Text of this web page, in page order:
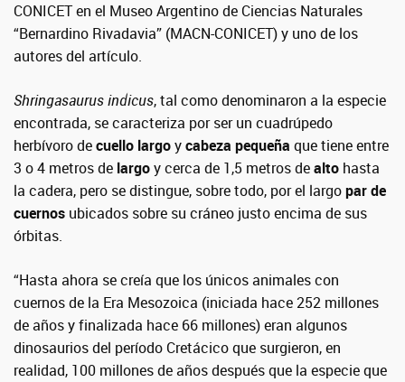
CONICET en el Museo Argentino de Ciencias Naturales
“Bernardino Rivadavia” (MACN-CONICET) y uno de los
autores del artículo.
Shringasaurus indicus, tal como denominaron a la especie
encontrada, se caracteriza por ser un cuadrúpedo
herbívoro decuello largoycabeza pequeña que tiene entre
3 o 4 metros de largoy cerca de 1,5 metros dealto hasta
la cadera, pero se distingue, sobre todo, por el largopar de
cuernos ubicados sobre su cráneo justo encima de sus
órbitas.
“Hasta ahora se creía que los únicos animales con
cuernos de la Era Mesozoica (iniciada hace 252 millones
de años y finalizada hace 66 millones) eran algunos
dinosaurios del período Cretácico que surgieron, en
realidad, 100 millones de años después que la especie que